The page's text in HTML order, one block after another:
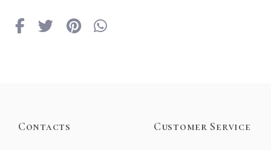
Contacts Customer Service